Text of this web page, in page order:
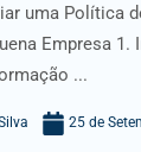
uma Política
Empresa
...
25 de